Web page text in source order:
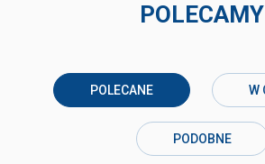
POLECAMY
POLECANE W
PODOBNE